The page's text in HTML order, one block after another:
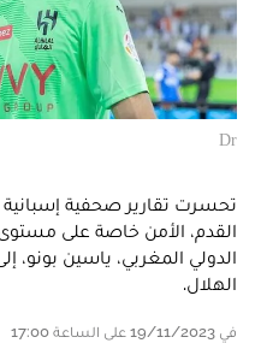
Dr
تحسرت تقارير صحفية
القدم، الأمن خاصة على
الدولي المغربي، ياسين بونو،
الهلال.
في 19/11/2023 على الساعة 17:00